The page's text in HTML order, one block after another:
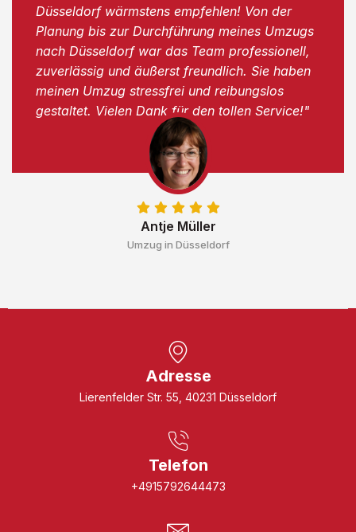
Antje Müller
Umzug in Düsseldorf
Düsseldorf wärmstens empfehlen! Von der
Planung bis zur Durchführung meines Umzugs
nach Düsseldorf war das Team professionell,
zuverlässig und äußerst freundlich. Sie haben
meinen Umzug stressfrei und reibungslos
gestaltet. Vielen Dank für den tollen Service!"
Adresse
Lierenfelder Str. 55, 40231 Düsseldorf
Telefon
+4915792644473